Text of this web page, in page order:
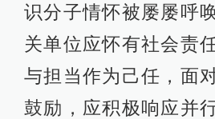
识分子情怀被屡屡呼
关单位应怀有社会责
与担当作为己任，面
鼓励，应积极响应并